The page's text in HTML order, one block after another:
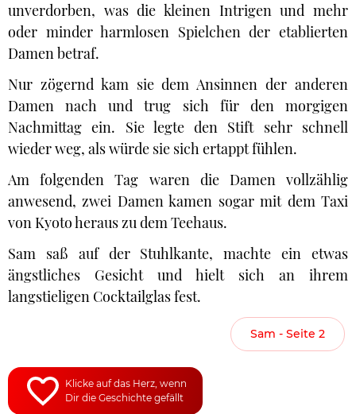
unverdorben, was die kleinen Intrigen und mehr
oder minder harmlosen Spielchen der etablierten
Damen betraf.
Nur zögernd kam sie dem Ansinnen der anderen
Damen nach und trug sich für den morgigen
Nachmittag ein. Sie legte den Stift sehr schnell
wieder weg, als würde sie sich ertappt fühlen.
Am folgenden Tag waren die Damen vollzählig
anwesend, zwei Damen kamen sogar mit dem Taxi
von Kyoto heraus zu dem Teehaus.
Sam saß auf der Stuhlkante, machte ein etwas
ängstliches Gesicht und hielt sich an ihrem
langstieligen Cocktailglas fest.
Sam - Seite 2
Klicke auf das Herz, wenn
Dir die Geschichte gefällt